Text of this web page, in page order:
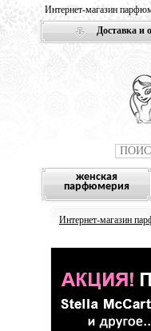
Интернет-магазин
Доставка и
женская
парфюмерия
Интернет-магазин